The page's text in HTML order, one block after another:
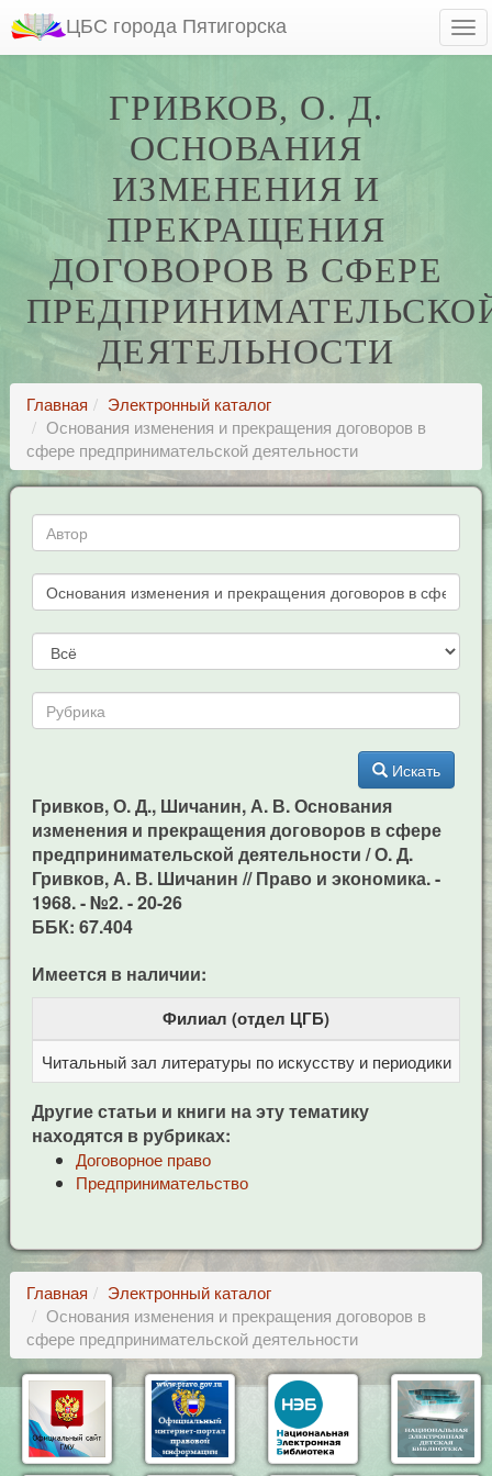
ЦБС города Пятигорска
ГРИВКОВ, О. Д.
ОСНОВАНИЯ
ИЗМЕНЕНИЯ И
ПРЕКРАЩЕНИЯ
ДОГОВОРОВ В СФЕРЕ
ДЕЯТЕЛЬНОСТИ
Главная
Электронный каталог
Основания изменения и прекращения договоров в
сфере предпринимательской деятельности
Искать
Гривков, О. Д., Шичанин, А. В. Основания
изменения и прекращения договоров в сфере
предпринимательской деятельности / О. Д.
Гривков, А. В. Шичанин // Право и экономика. -
1968. - №2. - 20-26
ББК: 67.404
Имеется в наличии:
Филиал (отдел ЦГБ)
Читальный зал литературы по искусству и периодики
Другие статьи и книги на эту тематику
находятся в рубриках:
Договорное право
Предпринимательство
Главная
Электронный каталог
Основания изменения и прекращения договоров в
сфере предпринимательской деятельности